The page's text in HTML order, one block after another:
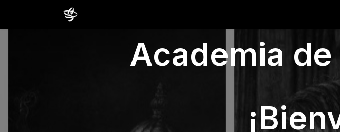
Academia